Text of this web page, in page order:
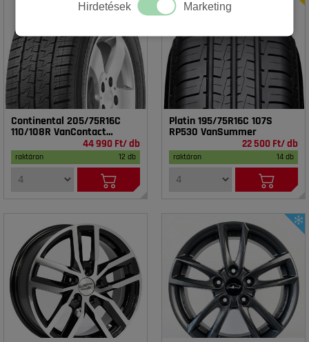
Continental 205/75R16C
110/108R VanContact
44 990 Ft/ db
raktáron 12 db
Platin 195/75R16C 107S
RP530 VanSummer
22 500 Ft/ db
raktáron 14 db
Hirdetések Marketing